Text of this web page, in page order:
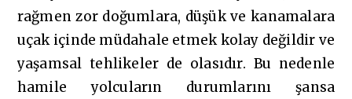
rağmen zor doğumlara, düşük ve kanamalara
uçak içinde müdahale etmek kolay değildir ve
yaşamsal tehlikeler de olasıdır. Bu nedenle
hamile yolcuların durumlarını şansa